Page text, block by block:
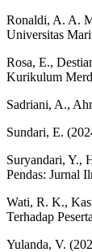
Ronaldi, A. A.
Universitas
Rosa, E.,
Kurikulum
Sadriani, A.,
Sundari, E.
Suryandari, Y.,
Pendas: Jurnal
Wati, R. K.,
Terhadap
Yulanda, V.